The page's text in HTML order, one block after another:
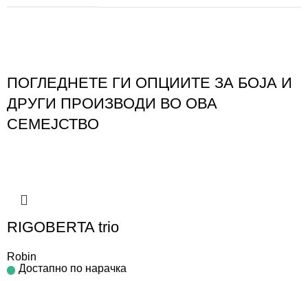
ПОГЛЕДНЕТЕ ГИ ОПЦИИТЕ ЗА БОЈА И
ДРУГИ ПРОИЗВОДИ ВО ОВА
СЕМЕЈСТВО
RIGOBERTA trio
Robin
Достапно по нарачка